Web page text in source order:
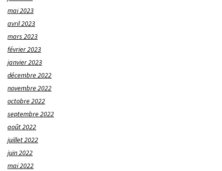
mai 2023
avril 2023
mars 2023
février 2023
janvier 2023
décembre 2022
novembre 2022
octobre 2022
septembre 2022
août 2022
juillet 2022
juin 2022
mai 2022